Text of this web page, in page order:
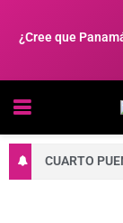
¿Cree que